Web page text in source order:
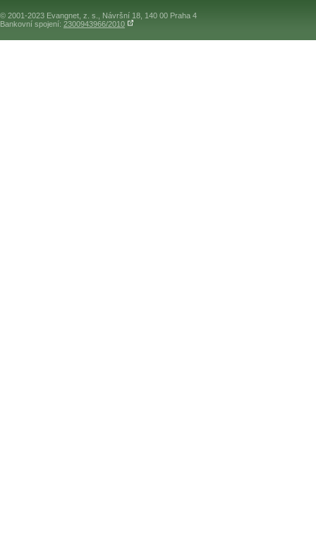
© 2001-2023 Evangnet, z. s., Návršní 18, 140 00 Praha 4
Bankovní spojení: 2300943966/2010